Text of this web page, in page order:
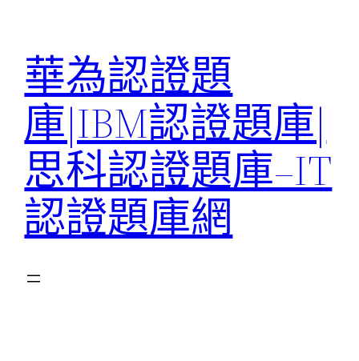
華為認證題
庫|IBM認證題庫|
思科認證題庫–IT
認證題庫網